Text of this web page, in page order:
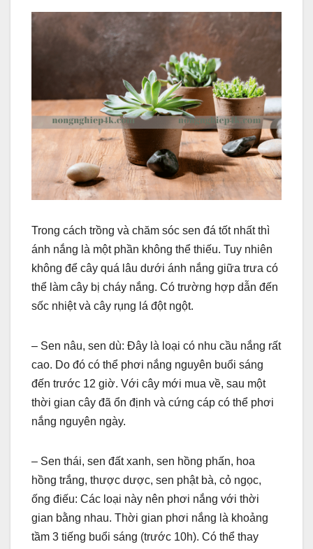
Trong cách trồng và chăm sóc sen đá tốt nhất thì
ánh nắng là một phần không thể thiếu. Tuy nhiên
không để cây quá lâu dưới ánh nắng giữa trưa có
thể làm cây bị cháy nắng. Có trường hợp dẫn đến
sốc nhiệt và cây rụng lá đột ngột.
– Sen nâu, sen dù: Đây là loại có nhu cầu nắng rất
cao. Do đó có thể phơi nắng nguyên buổi sáng
đến trước 12 giờ. Với cây mới mua về, sau một
thời gian cây đã ổn định và cứng cáp có thể phơi
nắng nguyên ngày.
– Sen thái, sen đất xanh, sen hồng phấn, hoa
hồng trắng, thược dược, sen phật bà, cỏ ngọc,
ống điếu: Các loại này nên phơi nắng với thời
gian bằng nhau. Thời gian phơi nắng là khoảng
tầm 3 tiếng buổi sáng (trước 10h). Có thể thay